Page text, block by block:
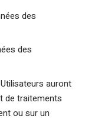
des
des
auront
de traitements
ou sur un